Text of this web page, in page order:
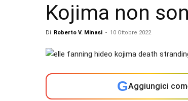
Kojima non
Di Roberto V. Minasi - 10 Ottobre 2022
GAggiungici